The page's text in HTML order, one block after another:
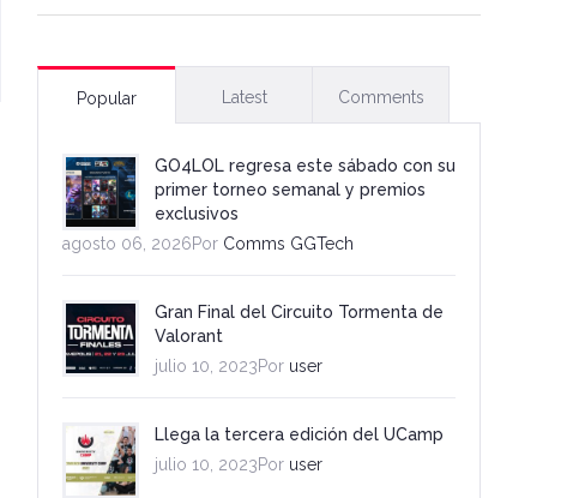
Popular Latest Comments
GO4LOL regresa este sábado con su
primer torneo semanal y premios
exclusivos
agosto 06, 2026Por Comms GGTech
Gran Final del Circuito Tormenta de
Valorant
julio 10, 2023Por user
Llega la tercera edición del UCamp
julio 10, 2023Por user